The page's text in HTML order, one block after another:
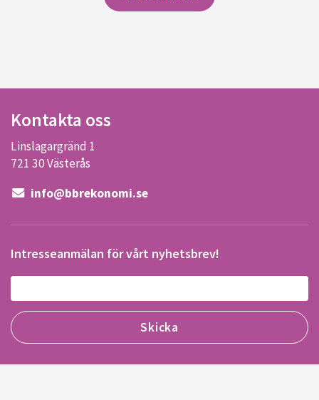
Kontakta oss
Linslagargränd 1
721 30 Västerås
info@bbrekonomi.se
Intresseanmälan för vårt nyhetsbrev!